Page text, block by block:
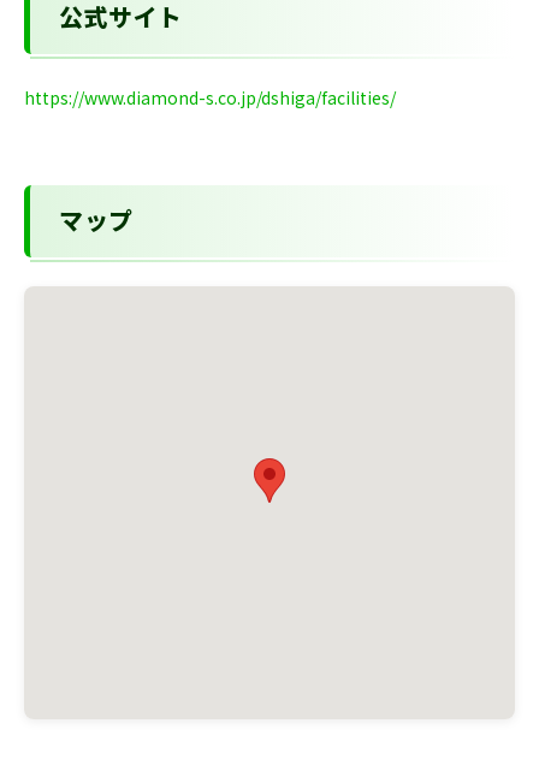
公式サイト
https://www.diamond-s.co.jp/dshiga/facilities/
マップ